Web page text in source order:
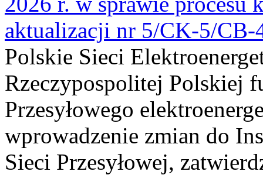
aktualizacji nr 5/CK-5/CB-
Polskie Sieci
Rzeczypospolitej Polskiej
Przesyłowego
wprowadzenie zmian do
Sieci Przesyłowej,